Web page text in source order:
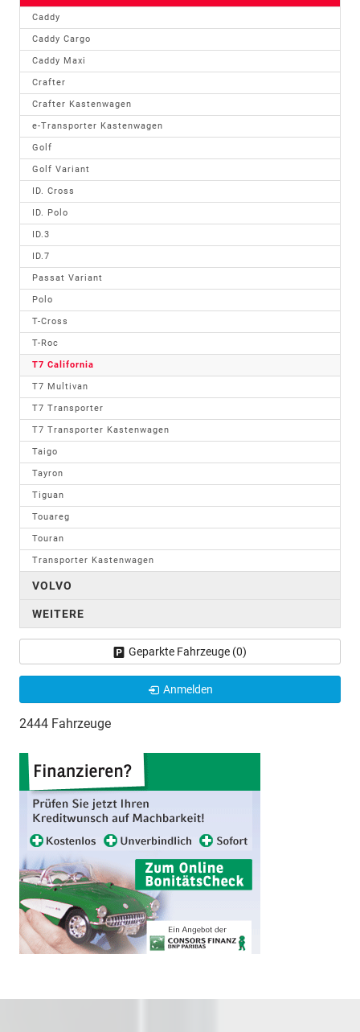
Caddy
Caddy Cargo
Caddy Maxi
Crafter
Crafter Kastenwagen
e-Transporter Kastenwagen
Golf
Golf Variant
ID. Cross
ID. Polo
ID.3
ID.7
Passat Variant
Polo
T-Cross
T-Roc
T7 California
T7 Multivan
T7 Transporter
T7 Transporter Kastenwagen
Taigo
Tayron
Tiguan
Touareg
Touran
Transporter Kastenwagen
VOLVO
WEITERE
Geparkte Fahrzeuge (0)
Anmelden
2444 Fahrzeuge